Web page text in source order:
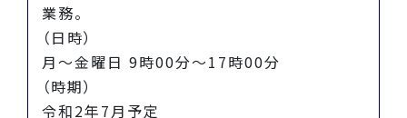
業務。
（日時）
月～金曜日 9時00分～17時00分
（時期）
令和2年7月予定